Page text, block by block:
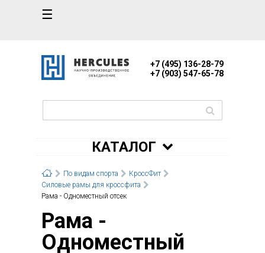
☰
+7 (495) 136-28-79
+7 (903) 547-65-78
КАТАЛОГ
По видам спорта
КроссФит
Силовые рамы для кроссфита
Рама - Одноместный отсек
Рама -
Одноместный